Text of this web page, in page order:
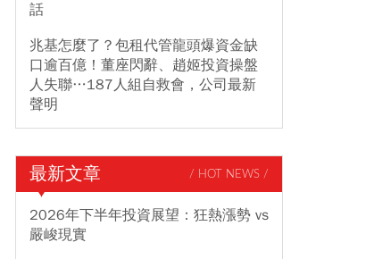
話
兆基怎麼了？包租代管龍頭爆資金缺
口逾百億！董座閃辭、趙姬投資操盤
人失聯…187人組自救會，公司最新
聲明
最新文章 / HOT NEWS /
2026年下半年投資展望：狂熱漲勢 vs
嚴峻現實